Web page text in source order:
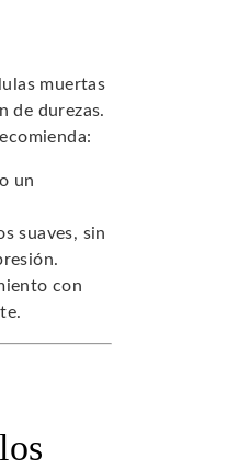
muertas
de durezas.
un
suaves, sin
con